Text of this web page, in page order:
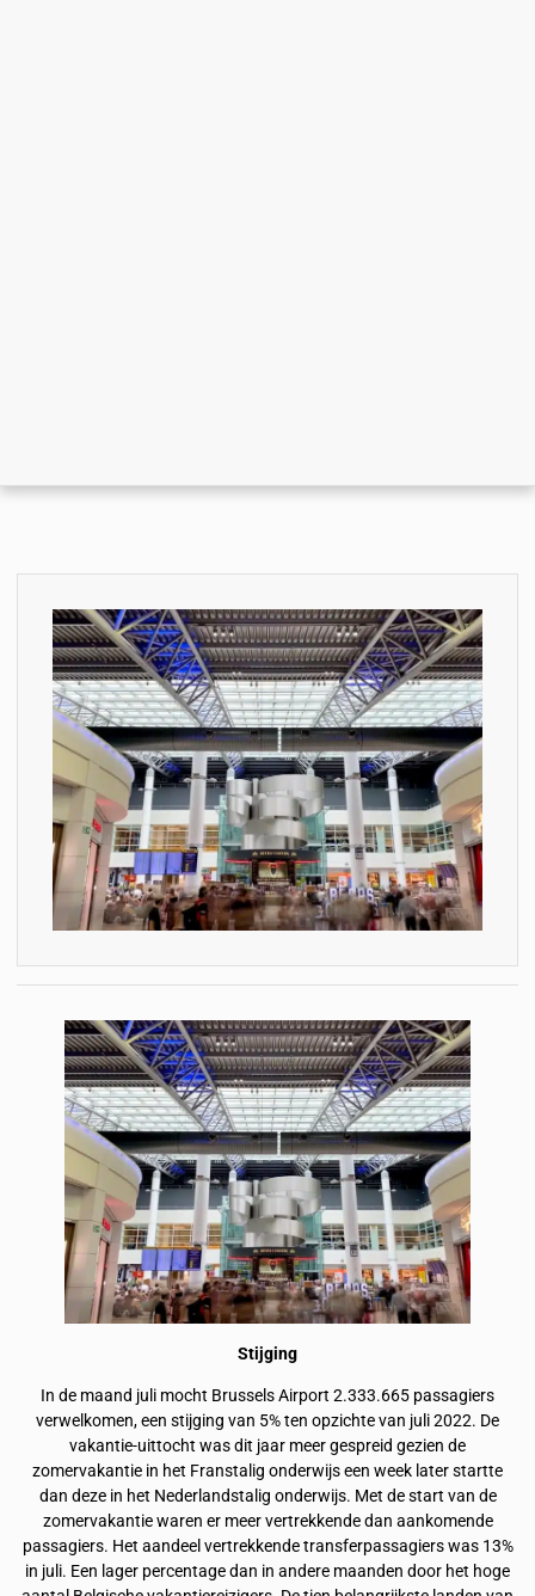
Stijging
In de maand juli mocht Brussels Airport 2.333.665 passagiers
verwelkomen, een stijging van 5% ten opzichte van juli 2022. De
vakantie-uittocht was dit jaar meer gespreid gezien de
zomervakantie in het Franstalig onderwijs een week later startte
dan deze in het Nederlandstalig onderwijs. Met de start van de
zomervakantie waren er meer vertrekkende dan aankomende
passagiers. Het aandeel vertrekkende transferpassagiers was 13%
in juli. Een lager percentage dan in andere maanden door het hoge